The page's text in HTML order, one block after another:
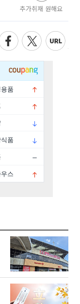
추가취재 원해요